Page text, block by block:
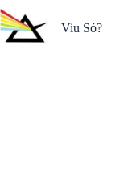
Pular
para
o
Viu Só?